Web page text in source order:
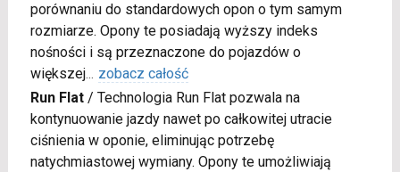
porównaniu do standardowych opon o tym samym
rozmiarze. Opony te posiadają wyższy indeks
nośności i są przeznaczone do pojazdów o
większej... zobacz całość
Run Flat/ Technologia Run Flat pozwala na
kontynuowanie jazdy nawet po całkowitej utracie
ciśnienia w oponie, eliminując potrzebę
natychmiastowej wymiany. Opony te umożliwiają